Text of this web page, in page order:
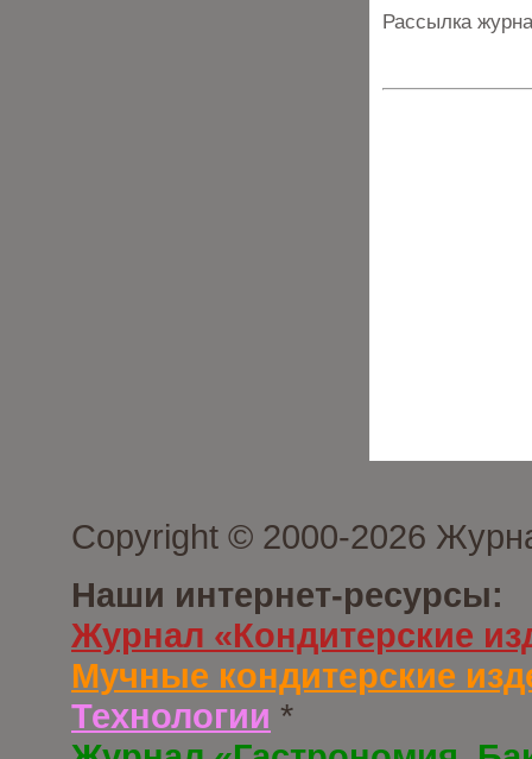
Рассылка
Copyright © 2000-2026
Наши интернет-ресурсы:
Журнал «Кондитерские
Мучные кондитерские
Технологии *